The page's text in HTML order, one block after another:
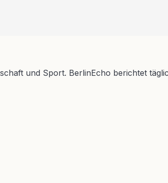
und Sport. BerlinEcho berichtet